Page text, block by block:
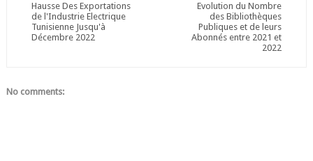
Evolution du Nombre
des Bibliothèques
Publiques et de leurs
Abonnés entre 2021 et
2022
Hausse Des Exportations
de l'Industrie Electrique
Tunisienne Jusqu'à
Décembre 2022
No comments: